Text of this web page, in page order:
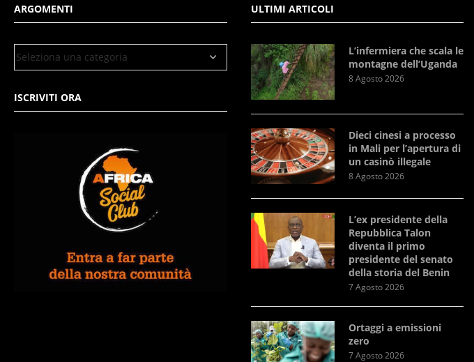
ARGOMENTI
ISCRIVITI ORA
ULTIMI ARTICOLI
L’infermiera che scala le
montagne dell’Uganda
8 Agosto 2026
Dieci cinesi a processo
in Mali per l’apertura di
un casinò illegale
8 Agosto 2026
L’ex presidente della
Repubblica Talon
diventa il primo
presidente del senato
della storia del Benin
7 Agosto 2026
Ortaggi a emissioni
zero
7 Agosto 2026